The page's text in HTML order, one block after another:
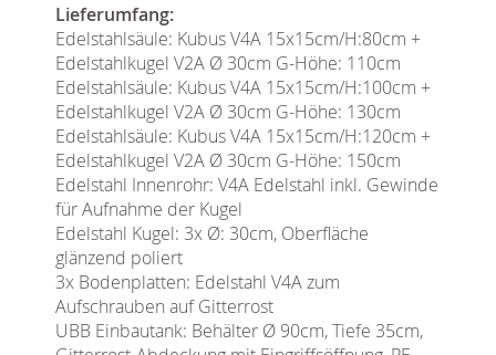
Lieferumfang:
Edelstahlsäule: Kubus V4A 15x15cm/H:80cm +
Edelstahlkugel V2A Ø 30cm G-Höhe: 110cm
Edelstahlsäule: Kubus V4A 15x15cm/H:100cm +
Edelstahlkugel V2A Ø 30cm G-Höhe: 130cm
Edelstahlsäule: Kubus V4A 15x15cm/H:120cm +
Edelstahlkugel V2A Ø 30cm G-Höhe: 150cm
Edelstahl Innenrohr: V4A Edelstahl inkl. Gewinde
für Aufnahme der Kugel
Edelstahl Kugel: 3x Ø: 30cm, Oberfläche
glänzend poliert
3x Bodenplatten: Edelstahl V4A zum
Aufschrauben auf Gitterrost
UBB Einbautank: Behälter Ø 90cm, Tiefe 35cm,